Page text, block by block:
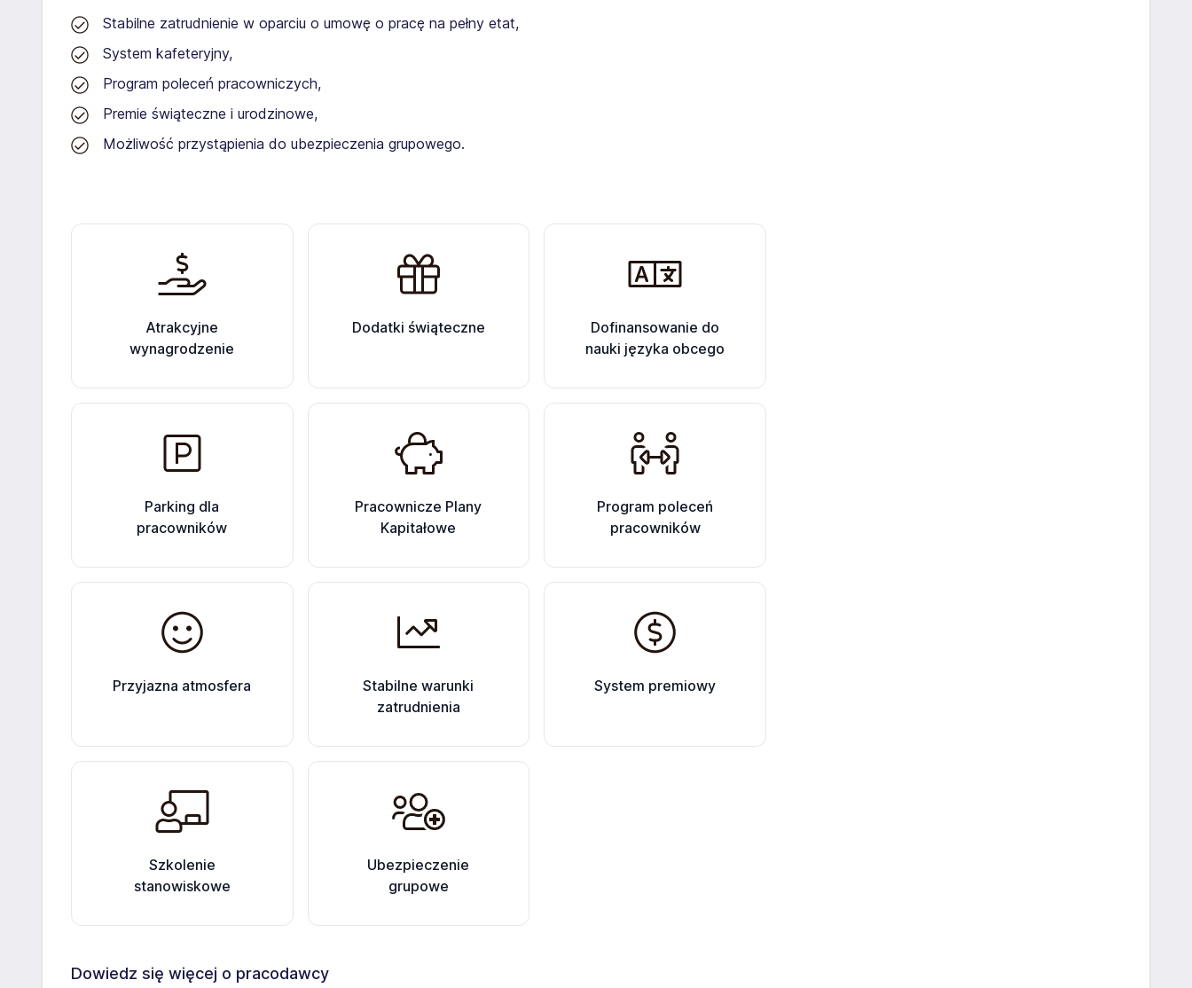
Stabilne zatrudnienie w oparciu o umowę o pracę na pełny etat,
System kafeteryjny,
Program poleceń pracowniczych,
Premie świąteczne i urodzinowe,
Możliwość przystąpienia do ubezpieczenia grupowego.
Atrakcyjne
wynagrodzenie
Dodatki świąteczne
Dofinansowanie do
nauki języka obcego
Parking dla
pracowników
Pracownicze Plany
Kapitałowe
Program poleceń
pracowników
Przyjazna atmosfera
Stabilne warunki
zatrudnienia
System premiowy
Szkolenie
stanowiskowe
Ubezpieczenie
grupowe
Dowiedz się więcej o pracodawcy